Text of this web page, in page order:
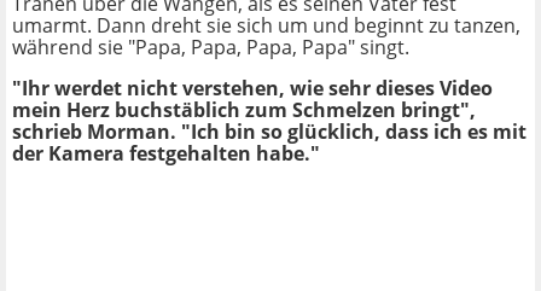
umarmt. Dann dreht sie sich um und beginnt zu tanzen,
während sie "Papa, Papa, Papa, Papa" singt.
"Ihr werdet nicht verstehen, wie sehr dieses Video
mein Herz buchstäblich zum Schmelzen bringt",
schrieb Morman. "Ich bin so glücklich, dass ich es mit
der Kamera festgehalten habe."